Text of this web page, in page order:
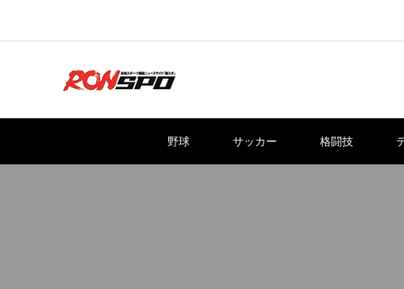
野球 サッカー 格闘技